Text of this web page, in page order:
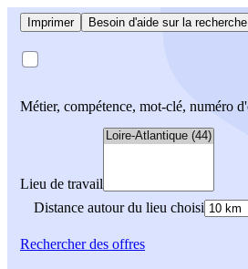
Imprimer Besoin d'aide sur la
Métier, compétence, mot-clé, numéro
Lieu de travail
Distance autour du lieu choisi
Rechercherdes offres